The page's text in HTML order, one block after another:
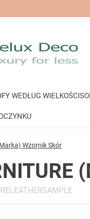
WEDŁUG WIELKOŚCI
Wzornik Skór